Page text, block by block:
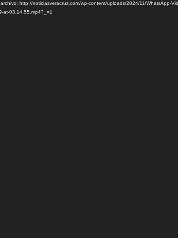
http://noticiasveracruz.com/wp-content/uploads/2024/11/WhatsApp-
at-03.14.55.mp4?_=1